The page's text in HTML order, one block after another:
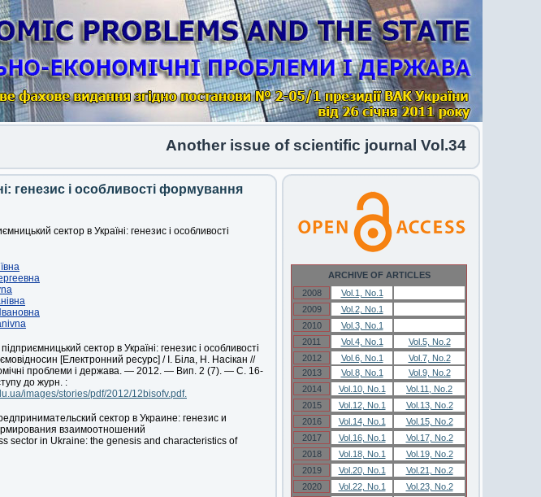
Another issue of scientific journal Vol.34 No.1 2026
генезис і особливості формування
сектор в Україні: генезис і особливості
сектор в Україні: генезис і особливості
[Електронний ресурс] / І. Біла, Н. Насікан //
проблеми і держава. — 2012. — Вип. 2 (7). — С. 16-
до журн. :
images/stories/pdf/2012/12bisofv.pdf.
сектор в Украине: генезис и
взаимоотношений
sector in Ukraine: the genesis and characteristics of
ARCHIVE OF ARTICLES
2008
Vol.1, No.1
2009
Vol.2, No.1
2010
Vol.3, No.1
2011
Vol.4, No.1
Vol.5, No.2
2012
Vol.6, No.1
Vol.7, No.2
2013
Vol.8, No.1
Vol.9, No.2
2014
Vol.10, No.1
Vol.11, No.2
2015
Vol.12, No.1
Vol.13, No.2
2016
Vol.14, No.1
Vol.15, No.2
2017
Vol.16, No.1
Vol.17, No.2
2018
Vol.18, No.1
Vol.19, No.2
2019
Vol.20, No.1
Vol.21, No.2
2020
Vol.22, No.1
Vol.23, No.2